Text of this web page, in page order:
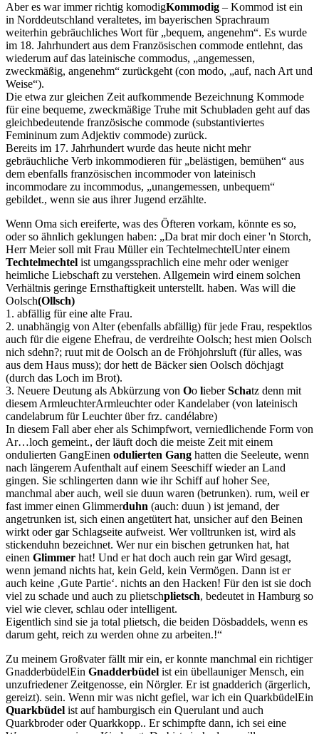
Aber es war immer richtig komodigKommodig – Kommod ist ein
in Norddeutschland veraltetes, im bayerischen Sprachraum
weiterhin gebräuchliches Wort für bequem, angenehm . Es wurde
im 18. Jahrhundert aus dem Französischen commode entlehnt, das
wiederum auf das lateinische commodus,
angemessen,
zweckmäßig, angenehm
zurückgeht (con modo,
auf, nach Art und
Weise ).
Die etwa zur gleichen Zeit aufkommende Bezeichnung Kommode
für eine bequeme, zweckmäßige Truhe mit Schubladen geht auf das
gleichbedeutende französische commode (substantiviertes
Femininum zum Adjektiv commode) zurück.
Bereits im 17. Jahrhundert wurde das heute nicht mehr
gebräuchliche Verb inkommodieren für belästigen, bemühen
aus
dem ebenfalls französischen incommoder von lateinisch
incommodare zu incommodus,
unangemessen, unbequem
gebildet., wenn sie aus ihrer Jugend erzählte.
Wenn Oma sich ereiferte, was des Öfteren vorkam, könnte es so,
oder so ähnlich geklungen haben:
Da brat mir doch einer 'n Storch,
Herr Meier soll mit Frau Müller ein TechtelmechtelUnter einem
Techtelmechtel ist umgangssprachlich eine mehr oder weniger
heimliche Liebschaft zu verstehen. Allgemein wird einem solchen
Verhältnis geringe Ernsthaftigkeit unterstellt. haben. Was will die
Oolsch(Ollsch)
1. abfällig für eine alte Frau.
2. unabhängig von Alter (ebenfalls abfällig) für jede Frau, respektlos
auch für die eigene Ehefrau, de verdreihte Oolsch; hest mien Oolsch
nich sdehn?; ruut mit de Oolsch an de Fröhjohrsluft (für alles, was
aus dem Haus muss); dor hett de Bäcker sien Oolsch döchjagt
(durch das Loch im Brot).
3. Neuere Deutung als Abkürzung von Oo lieberSchatz denn mit
diesem ArmleuchterArmleuchter oder Kandelaber (von lateinisch
candelabrum für Leuchter über frz. candélabre)
In diesem Fall aber eher als Schimpfwort, verniedlichende Form von
Ar…loch gemeint., der läuft doch die meiste Zeit mit einem
ondulierten GangEinen odulierten Gang hatten die Seeleute, wenn
nach längerem Aufenthalt auf einem Seeschiff wieder an Land
gingen. Sie schlingerten dann wie ihr Schiff auf hoher See,
manchmal aber auch, weil sie duun waren (betrunken). rum, weil er
fast immer einen Glimmerduhn (auch: duun ) ist jemand, der
angetrunken ist, sich einen angetütert hat, unsicher auf den Beinen
wirkt oder gar Schlagseite aufweist. Wer volltrunken ist, wird als
stickenduhn bezeichnet. Wer nur ein bischen getrunken hat, hat
einen Glimmer hat! Und er hat doch auch rein garWird gesagt,
wenn jemand nichts hat, kein Geld, kein Vermögen. Dann ist er
auch keine Gute Partie . nichts an den Hacken! Für den ist sie doch
viel zu schade und auch zu plietschplietsch, bedeutet in Hamburg so
viel wie clever, schlau oder intelligent.
Eigentlich sind sie ja total plietsch, die beiden Dösbaddels, wenn es
darum geht, reich zu werden ohne zu arbeiten.!
Zu meinem Großvater fällt mir ein, er konnte manchmal ein richtiger
GnadderbüdelEin Gnadderbüdel ist ein übellauniger Mensch, ein
unzufriedener Zeitgenosse, ein Nörgler. Er ist gnadderich (ärgerlich,
gereizt). sein. Wenn mir was nicht gefiel, war ich ein QuarkbüdelEin
Quarkbüdel ist auf hamburgisch ein Querulant und auch
Quarkbroder oder Quarkkopp.. Er schimpfte dann, ich sei eine